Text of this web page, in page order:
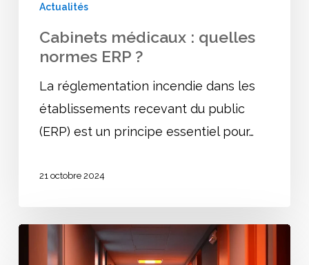
Actualités
Cabinets médicaux : quelles
normes ERP ?
La réglementation incendie dans les
établissements recevant du public
(ERP) est un principe essentiel pour…
21 octobre 2024
Réglement